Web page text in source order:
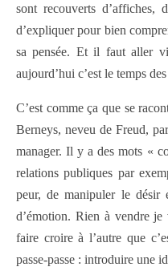
sont recouverts
d’expliquer pour bien
sa pensée. Et il faut aller
aujourd’hui c’est le temps
C’est comme ça que se
Berneys, neveu de Freud,
manager. Il y a des mots «
relations publiques par
peur, de manipuler le désir
d’émotion. Rien à vendre
faire croire à l’autre que
passe-passe : introduire une